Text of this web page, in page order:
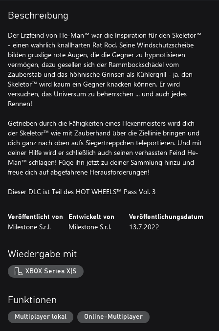
Beschreibung
Der Erzfeind von He-Man™ war die Inspiration für den Skeletor™
- einen wahrlich knallharten Rat Rod. Seine Windschutzscheibe
bilden gruslige rote Augen, die die Gegner zu hypnotisieren
vermögen, dazu gesellen sich der Rammbockschädel vom
Zauberstab und das höhnische Grinsen als Kühlergrill - ja, den
Skeletor™ wird kaum ein Gegner knacken können. Er wird
versuchen, das Universum zu beherrschen ... und auch jedes
Rennen!
Getrieben durch die Fähigkeiten eines Hexenmeisters wird dich
der Skeletor™ wie mit Zauberhand über die Ziellinie bringen und
dich ganz nach oben aufs Siegertreppchen teleportieren. Und mit
deiner Hilfe wird er schließlich auch seinen verhassten Feind He-
Man™ schlagen! Füge ihn jetzt zu deiner Sammlung hinzu und
freue dich auf abgefahrene Herausforderungen!
Dieser DLC ist Teil des HOT WHEELS™ Pass Vol. 3
Veröffentlicht von
Milestone S.r.l.
Entwickelt von
Milestone S.r.l.
Veröffentlichungsdatum
13.7.2022
Wiedergabe mit
XBOX Series X|S
Funktionen
Multiplayer lokal Online-Multiplayer